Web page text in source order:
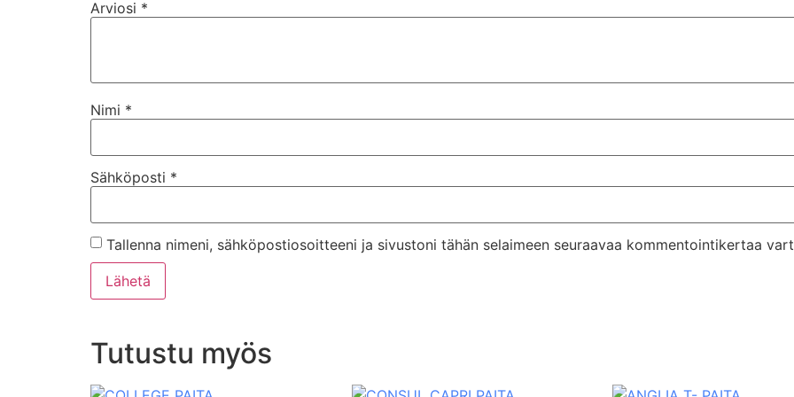
Arviosi *
Nimi *
Sähköposti *
Tallenna nimeni, sähköpostiosoitteeni ja sivustoni tähän selaimeen seuraavaa kommentointikertaa
Tutustu myös